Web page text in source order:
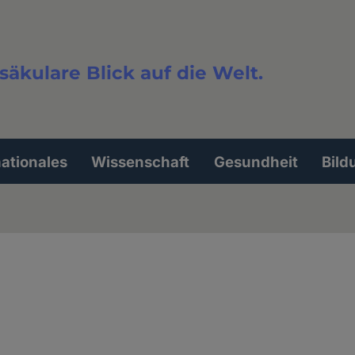
Blick auf die Welt.
Wissenschaft Gesundheit